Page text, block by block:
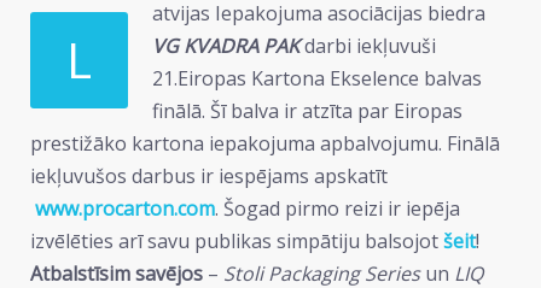
L
atvijas Iepakojuma asociācijas biedra
VG KVADRA PAKdarbi iekļuvuši
21.Eiropas Kartona Ekselence balvas
finālā. Šī balva ir atzīta par Eiropas
prestižāko kartona iepakojuma apbalvojumu. Finālā
iekļuvušos darbus ir iespējams apskatīt
www.procarton.com. Šogad pirmo reizi ir iepēja
izvēlēties arī savu publikas simpātiju balsojotšeit!
Atbalstīsim savējos – Stoli Packaging Seriesun LIQ